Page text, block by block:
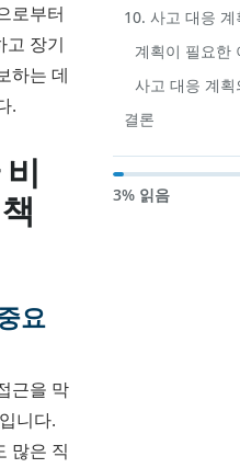
로부터
고 장기
하는 데
.
요
근을 막
니다.
많은 직
10. 사고 대응
계획이 필요한
사고 대응 계
결론
3% 읽음